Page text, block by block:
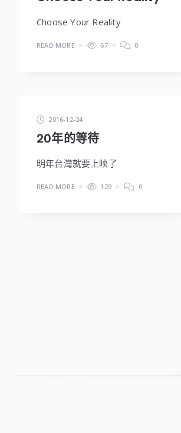
Choose Your Reality
READ MORE 67 0
2016-12-24
20年的等待
明年台灣就要上映了
READ MORE 129
0